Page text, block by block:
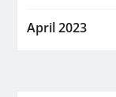
April 2023